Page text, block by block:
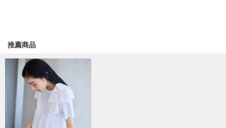
推薦商品